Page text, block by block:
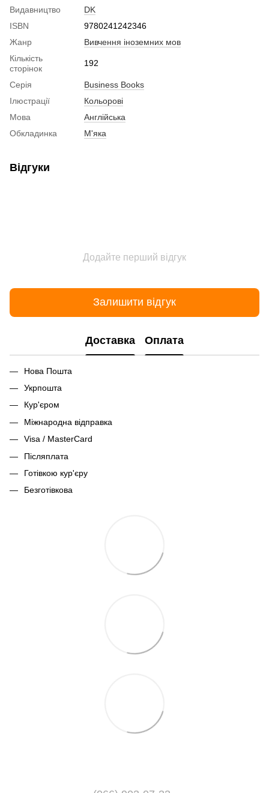
Видавництво
DK
ISBN
9780241242346
Жанр
Вивчення іноземних мов
Кількість
сторінок
192
Серія
Business Books
Ілюстрації
Кольорові
Мова
Англійська
Обкладинка
М'яка
Відгуки
Додайте перший відгук
Залишити відгук
Доставка Оплата
Нова Пошта
Укрпошта
Кур'єром
Міжнародна відправка
Visa / MasterCard
Післяплата
Готівкою кур'єру
Безготівкова